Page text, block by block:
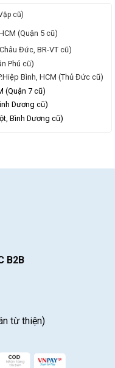
cũ)
HCM (Quận 5 cũ)
Đức, BR-VT cũ)
Phú cũ)
Bình, HCM (Thủ Đức cũ)
(Quận 7 cũ)
Dương cũ)
Bình Dương cũ)
B2B
từ thiện)